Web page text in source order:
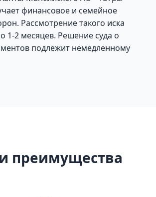
финансовое и семейное
Рассмотрение такого иска
1-2 месяцев. Решение суда о
подлежит немедленному
преимущества